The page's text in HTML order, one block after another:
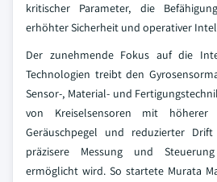
kritischer Parameter, die
erhöhter Sicherheit und operativer
Der zunehmende Fokus auf die
Technologien treibt den
Sensor-, Material- und
von Kreiselsensoren mit höherer
Geräuschpegel und reduzierter
präzisere Messung und
ermöglicht wird. So startete Murata